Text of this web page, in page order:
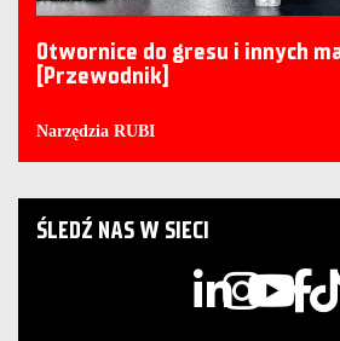
Otwornice do gresu i innych
[Przewodnik]
Narzędzia RUBI
ŚLEDŹ NAS W SIECI